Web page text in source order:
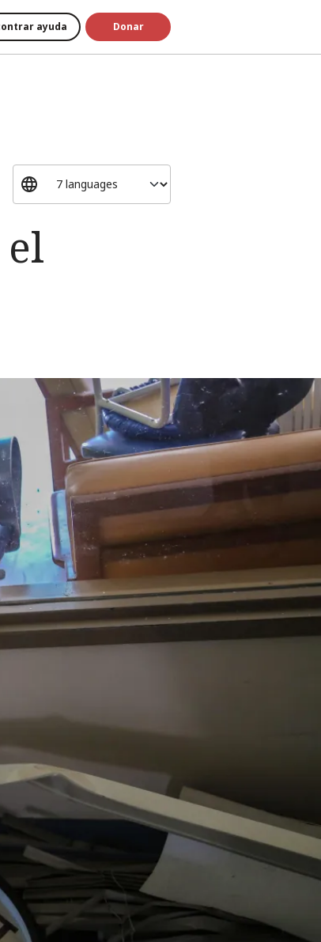
ayuda Donar